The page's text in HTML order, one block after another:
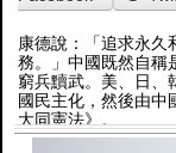
康德說：「追求永久
務。」中國既然自稱
窮兵黷武。美、日、
國民主化，然後由中
大同憲法》。